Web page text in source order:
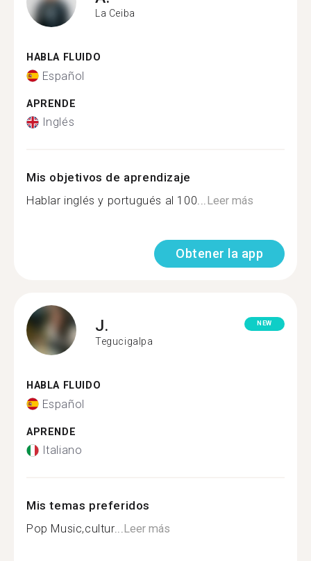
La Ceiba
HABLA FLUIDO
Español
APRENDE
Inglés
Mis objetivos de aprendizaje
Hablar inglés y portugués al 100...Leer más
Obtener la app
J.
Tegucigalpa
NEW
HABLA FLUIDO
Español
APRENDE
Italiano
Mis temas preferidos
Pop Music,cultur...Leer más